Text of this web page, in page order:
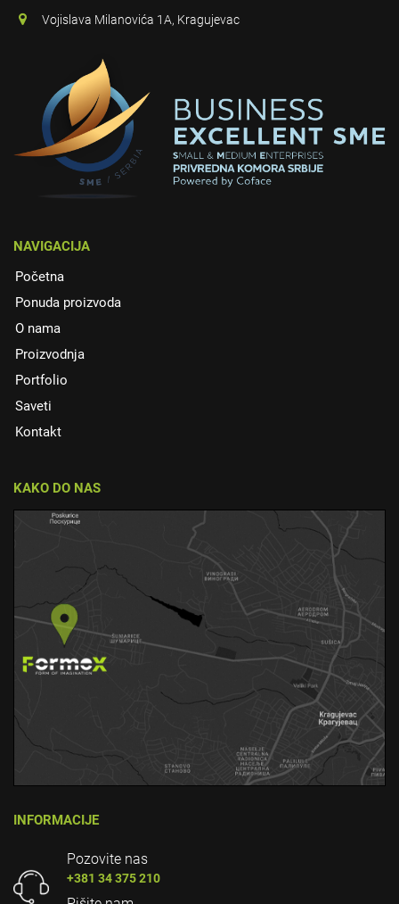
Vojislava Milanovića 1A, Kragujevac
NAVIGACIJA
Početna
Ponuda proizvoda
O nama
Proizvodnja
Portfolio
Saveti
Kontakt
KAKO DO NAS
INFORMACIJE
Pozovite nas
+381 34 375 210